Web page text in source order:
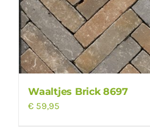
Waaltjes Brick 8697
€ 59,95